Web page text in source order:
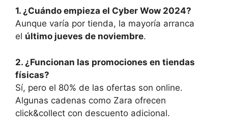
1. ¿Cuándo empieza el Cyber Wow 2024?
Aunque varía por tienda, la mayoría arranca
el último jueves de noviembre.
2. ¿Funcionan las promociones en tiendas
físicas?
Sí, pero el 80% de las ofertas son online.
Algunas cadenas como Zara ofrecen
click&collect con descuento adicional.